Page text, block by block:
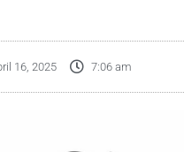
16, 2025 7:06 am